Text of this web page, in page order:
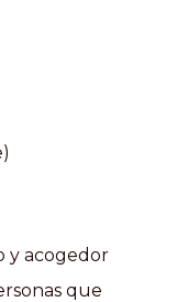
y acogedor
que